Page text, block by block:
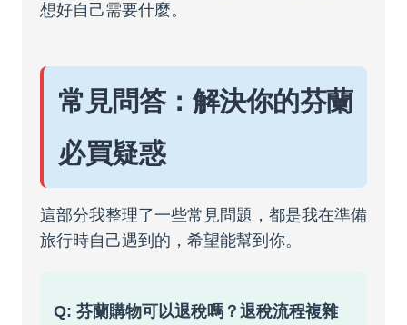
想好自己需要什麼。
常見問答：解決你的芬蘭
必買疑惑
這部分我整理了一些常見問題，都是我在準備
旅行時自己遇到的，希望能幫到你。
Q: 芬蘭購物可以退稅嗎？退稅流程複雜